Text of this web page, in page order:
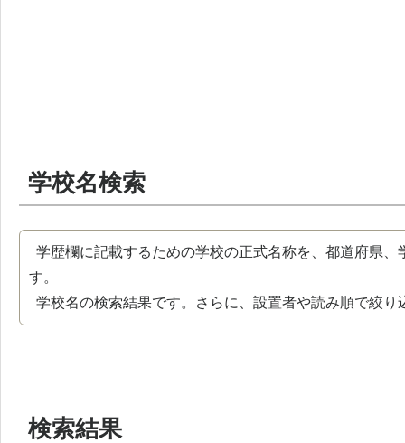
学校名検索
学歴欄に記載するための学校の正式名称を、都道府県
す。
学校名の検索結果です。さらに、設置者や読み順で絞り
検索結果